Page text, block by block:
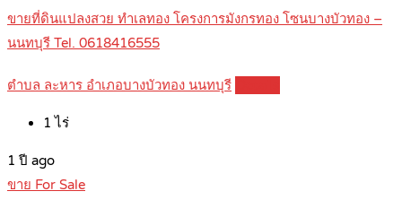
ขายที่ดินแปลงสวย ทำเลทอง โครงการมังกรทอง โซนบางบัวทอง –
นนทบุรี Tel. 0618416555
ตำบล ละหาร อำเภอบางบัวทอง นนทบุรี
1 ไร่
1 ปี ago
ขาย For Sale